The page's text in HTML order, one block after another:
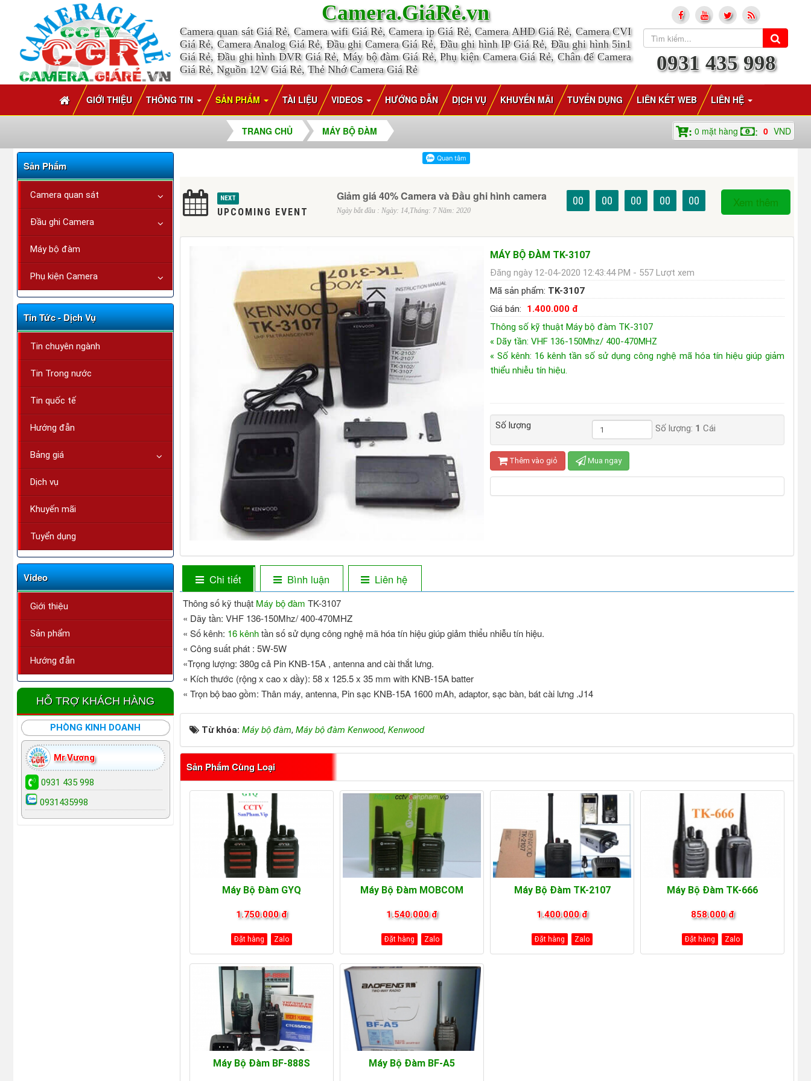
Camera.GiáRẻ.vn
Camera quan sát Giá Rẻ, Camera wifi Giá Rẻ, Camera ip Giá Rẻ, Camera AHD Giá Rẻ, Camera CVI
Giá Rẻ, Camera Analog Giá Rẻ, Đầu ghi Camera Giá Rẻ, Đầu ghi hình IP Giá Rẻ, Đầu ghi hình 5in1
Giá Rẻ, Đầu ghi hình DVR Giá Rẻ, Máy bộ đàm Giá Rẻ, Phụ kiện Camera Giá Rẻ, Chân đế Camera
Giá Rẻ, Nguồn 12V Giá Rẻ, Thẻ Nhớ Camera Giá Rẻ
0931 435 998
GIỚI THIỆU THÔNG TIN SẢN PHẨM TÀI LIỆU VIDEOS HƯỚNG ĐẪN DỊCH VỤ KHUYẾN MÃI TUYỂN DỤNG LIÊN KẾT WEB LIÊN HỆ
TRANG CHỦ MÁY BỘ ĐÀM : 0 mặt hàng : 0 VND
NEXT
UPCOMING EVENT
Giảm giá 40% Camera và Đầu ghi hình camera
Ngày bắt đầu : Ngày: 14,Tháng: 7 Năm: 2020
00 00 00 00 00 Xem thêm
MÁY BỘ ĐÀM TK-3107
Đăng ngày 12-04-2020 12:43:44 PM - 557 Lượt xem
Mã sản phẩm: TK-3107
Giá bán:
1.400.000 đ
Thông số kỹ thuật Máy bộ đàm TK-3107
« Dãy tần: VHF 136-150Mhz/ 400-470MHZ
« Số kênh: 16 kênh tần số sử dụng công nghệ mã hóa tín hiệu giúp giảm
thiểu nhiễu tín hiệu.
Số lượng Số lượng: 1 Cái
Thêm vào giỏ Mua ngay
Chi tiết Bình luận Liên hệ
Thông số kỹ thuật Máy bộ đàm TK-3107
« Dãy tần: VHF 136-150Mhz/ 400-470MHZ
« Số kênh: 16 kênhtần số sử dụng công nghệ mã hóa tín hiệu giúp giảm thiểu nhiễu tín hiệu.
« Công suất phát : 5W-5W
«Trọng lượng: 380g cả Pin KNB-15A , antenna and cài thắt lưng.
« Kích thước (rộng x cao x dầy): 58 x 125.5 x 35 mm with KNB-15A batter
« Trọn bộ bao gồm: Thân máy, antenna, Pin sạc KNB-15A 1600 mAh, adaptor, sạc bàn, bát cài lưng .J14
Từ khóa:Máy bộ đàm,Máy bộ đàm Kenwood,Kenwood
Sản Phẩm Cùng Loại
Máy Bộ Đàm GYQ
1.750.000 đ
Đặt hàng Zalo
Máy Bộ Đàm MOBCOM
1.540.000 đ
Đặt hàng Zalo
Máy Bộ Đàm TK-2107
1.400.000 đ
Đặt hàng Zalo
Máy Bộ Đàm TK-666
858.000 đ
Đặt hàng Zalo
Máy Bộ Đàm BF-888S Máy Bộ Đàm BF-A5
Sản Phẩm
Camera quan sát
Đầu ghi Camera
Máy bộ đàm
Phụ kiện Camera
Tin Tức - Dịch Vụ
Tin chuyên ngành
Tin Trong nước
Tin quốc tế
Hướng đẫn
Bảng giá
Dịch vụ
Khuyến mãi
Tuyển dụng
Video
Giới thiệu
Sản phẩm
Hướng đẫn
HỖ TRỢ KHÁCH HÀNG
PHÒNG KINH DOANH
Mr.Vương
0931 435 998
0931435998